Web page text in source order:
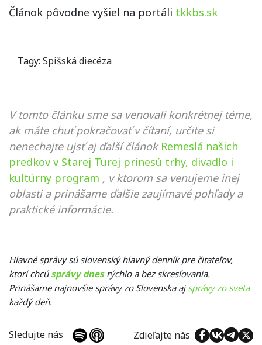
Článok pôvodne vyšiel na portáli tkkbs.sk
Tagy: Spišská diecéza
V tomto článku sme sa venovali konkrétnej téme,
ak máte chuť pokračovať v čítaní, určite si
nenechajte ujsť aj ďalší článok Remeslá našich
predkov v Starej Turej prinesú trhy, divadlo i
kultúrny program , v ktorom sa venujeme inej
oblasti a prinášame ďalšie zaujímavé pohľady a
praktické informácie.
Hlavné správy sú slovenský hlavný denník pre čitateľov,
ktorí chcú správy dnesrýchlo a bez skresľovania.
Prinášame najnovšie správy zo Slovenska ajsprávy zo sveta
každý deň.
Sledujte nás Zdieľajte nás